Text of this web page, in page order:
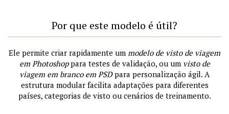
Por que este modelo é útil?
Ele permite criar rapidamente um modelo de visto de viagem
em Photoshoppara testes de validação, ou um visto de
viagem em branco em PSDpara personalização ágil. A
estrutura modular facilita adaptações para diferentes
países, categorias de visto ou cenários de treinamento.